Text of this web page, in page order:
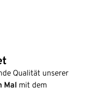
Qualität unserer
Mal mit dem